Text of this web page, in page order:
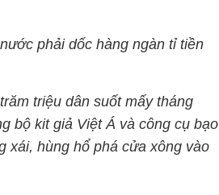
phải dốc hàng ngàn tỉ tiền
triệu dân suốt mấy tháng
bộ kit giả Việt Á và công cụ bạo
xái, hùng hổ phá cửa xông vào